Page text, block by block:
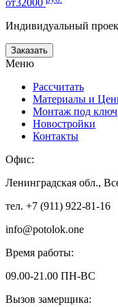
Индивидуальный
Заказать
Меню
Рассчитать
Материалы и
Монтаж под ключ
Новостройки
Контакты
Офис:
Ленинградская обл.,
тел. +7 (911) 922-81-16
info@potolok.one
Время работы:
09.00-21.00 ПН-ВС
Вызов замерщика: